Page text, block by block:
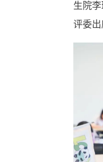
生院
评委出